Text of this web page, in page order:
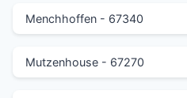
Menchhoffen - 67340
Mutzenhouse - 67270